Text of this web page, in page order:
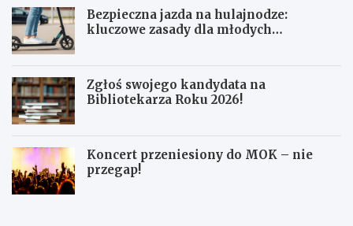
Bezpieczna jazda na hulajnodze:
kluczowe zasady dla młodych
Zgłoś swojego kandydata na
Bibliotekarza Roku 2026!
Koncert przeniesiony do MOK – nie
przegap!
N
B